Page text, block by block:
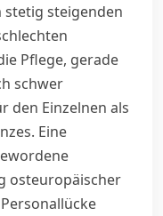
steigenden
Pflege, gerade
schwer
den Einzelnen als
Eine
osteuropäischer